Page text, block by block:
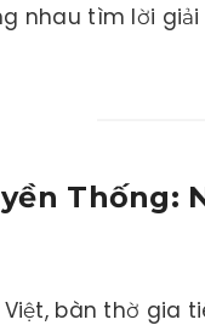
nhau tìm lời
Thống:
bàn thờ gia